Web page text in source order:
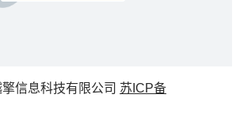
信息科技有限公司 苏ICP备